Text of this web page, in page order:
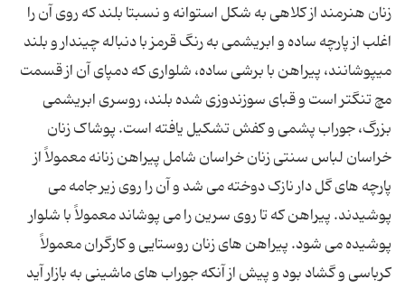
زنان هنرمند از كلاهی به شكل استوانه و نسبتا بلند که روى آن را
اغلب از پارچه ساده و ابریشمى به رنگ قرمز با دنباله چین‏دار و بلند
مى‏پوشانند، پیراهن با برشى ساده، شلواری که دم‏پاى آن از قسمت
مچ تنگ‏تر است و قباى سوزن‏دوزى شده بلند، روسرى ابریشمى
بزرگ، جوراب پشمى و كفش تشكیل یافته است. پوشاک زنان
خراسان لباس سنتی زنان خراسان شامل پیراهن زنانه معمولاً از
پارچه های گل دار نازک دوخته می شد و آن را روی زیر جامه می
پوشیدند. پیراهن که تا روی سرین را می پوشاند معمولاً با شلوار
پوشیده می شود. پیراهن های زنان روستایی و کارگران معمولاً
کرباسی و گشاد بود و پیش از آنکه جوراب های ماشینی به بازار آید